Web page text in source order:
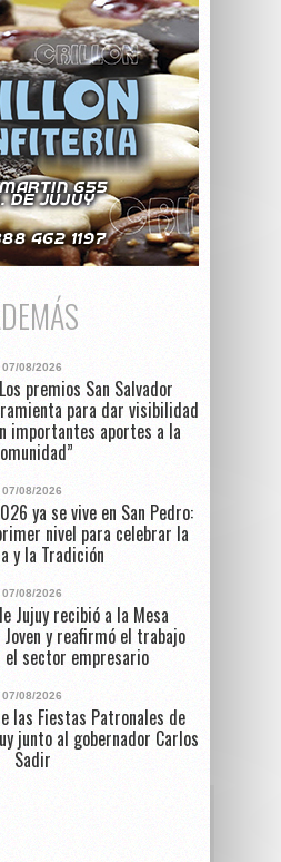
07/08/2026
premios San Salvador
para dar visibilidad
importantes aportes a la
07/08/2026
ya se vive en San Pedro:
nivel para celebrar la
y la Tradición
07/08/2026
Jujuy recibió a la Mesa
Joven y reafirmó el trabajo
el sector empresario
07/08/2026
las Fiestas Patronales de
junto al gobernador Carlos
Sadir